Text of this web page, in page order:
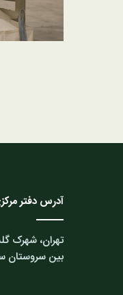
آدرس دفتر
تهران، شهرک
بین سروستان